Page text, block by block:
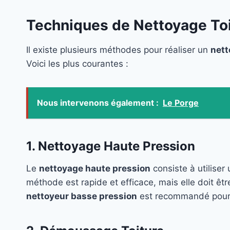
Techniques de Nettoyage
Il existe plusieurs méthodes pour réaliser un
Voici les plus courantes :
Nous intervenons également : Le Porge
1. Nettoyage Haute Pression
Le nettoyage haute pression consiste à utiliser
méthode est rapide et efficace, mais elle doit
nettoyeur basse pression est recommandé